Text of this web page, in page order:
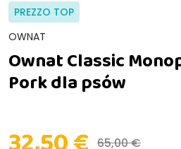
PREZZO TOP
OWNAT
Ownat Classic
Pork dla psów
65,00 €